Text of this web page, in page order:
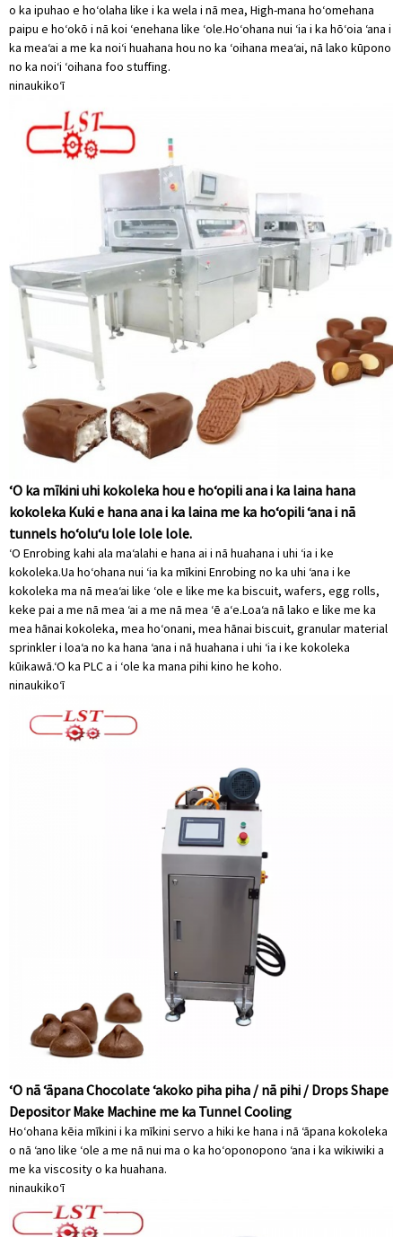
o ka ipuhao e hoʻolaha like i ka wela i nā mea, High-mana hoʻomehana
paipu e hoʻokō i nā koi ʻenehana like ʻole.Hoʻohana nui ʻia i ka hōʻoia ʻana i
ka meaʻai a me ka noiʻi huahana hou no ka ʻoihana meaʻai, nā lako kūpono
no ka noiʻi ʻoihana foo stuffing.
ninaukikoʻī
ʻO ka mīkini uhi kokoleka hou e hoʻopili ana i ka laina hana
kokoleka Kuki e hana ana i ka laina me ka hoʻopili ʻana i nā
tunnels hoʻoluʻu lole lole lole.
ʻO Enrobing kahi ala maʻalahi e hana ai i nā huahana i uhi ʻia i ke
kokoleka.Ua hoʻohana nui ʻia ka mīkini Enrobing no ka uhi ʻana i ke
kokoleka ma nā meaʻai like ʻole e like me ka biscuit, wafers, egg rolls,
keke pai a me nā mea ʻai a me nā mea ʻē aʻe.Loaʻa nā lako e like me ka
mea hānai kokoleka, mea hoʻonani, mea hānai biscuit, granular material
sprinkler i loaʻa no ka hana ʻana i nā huahana i uhi ʻia i ke kokoleka
kūikawā.ʻO ka PLC a i ʻole ka mana pihi kino he koho.
ninaukikoʻī
ʻO nā ʻāpana Chocolate ʻakoko piha piha / nā pihi / Drops Shape
Depositor Make Machine me ka Tunnel Cooling
Hoʻohana kēia mīkini i ka mīkini servo a hiki ke hana i nā ʻāpana kokoleka
o nā ʻano like ʻole a me nā nui ma o ka hoʻoponopono ʻana i ka wikiwiki a
me ka viscosity o ka huahana.
ninaukikoʻī